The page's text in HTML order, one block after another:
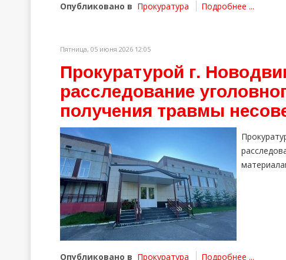
Опубликовано в Прокуратура Подробнее ...
Пятница, 05 июня 2026 12:05
Прокуратурой г.
расследование
получения травмы
Опубликовано в Прокуратура Подробнее ...